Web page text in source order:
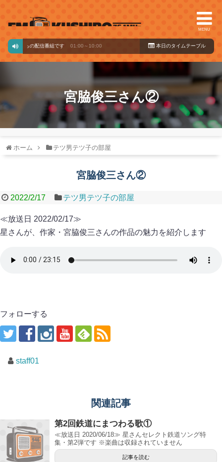
MENU
ードからの配信番組です 01:00～10:00 本日のタイ ムテーブル
宮脇俊三さん②
ホーム テツ男テツ子の部屋
宮脇俊三さん②
2022/2/17 テツ男テツ子の部屋
≪放送日 2022/02/17≫
星さんが、作家・宮脇俊三さんの作品の魅力を紹介します
フォローする
staff01
関連記事
第2回鉄道にまつわる歌①
≪放送日 2020/06/18≫ 星さんセレクト鉄道ソング特
集・第2弾です ※楽曲は収録されていません
記事を読む